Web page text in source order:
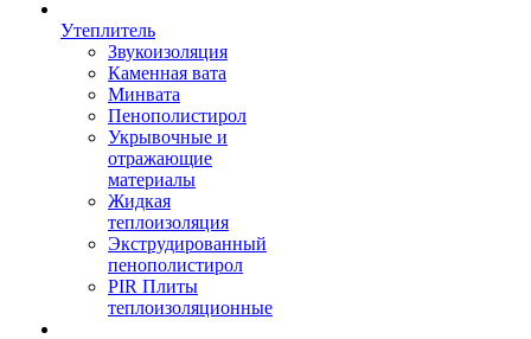
Утеплитель
Звукоизоляция
Каменная вата
Минвата
Пенополистирол
Укрывочные и
отражающие
материалы
Жидкая
теплоизоляция
Экструдированный
пенополистирол
PIR Плиты
теплоизоляционные